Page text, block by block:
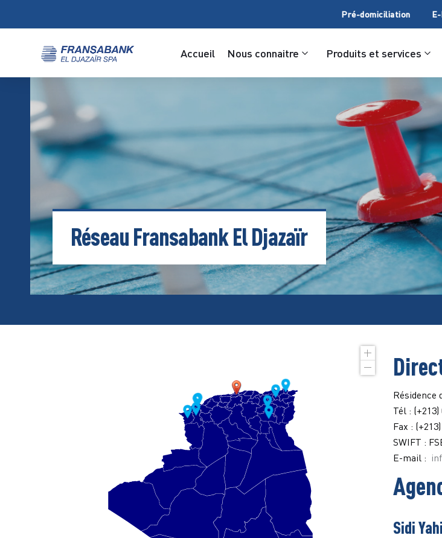
Pré-domiciliation
Accueil Nous connaitre Produits et services
Réseau Fransabank El Djazaïr
Résidence
Tél : (+213)
Fax :
SWIFT :
E-mail :
Sidi